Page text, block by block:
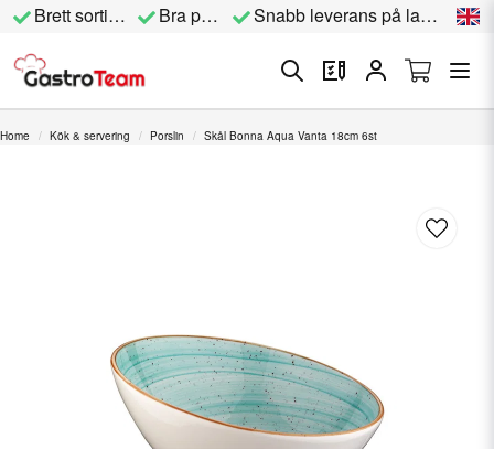
Brett sortiment Bra priser Snabb leverans på lagervara
Home Kök & servering Porslin Skål Bonna Aqua Vanta 18cm 6st